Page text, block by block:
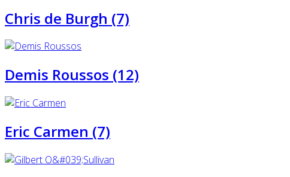
Chris de Burgh (7)
Demis Roussos (12)
Eric Carmen (7)